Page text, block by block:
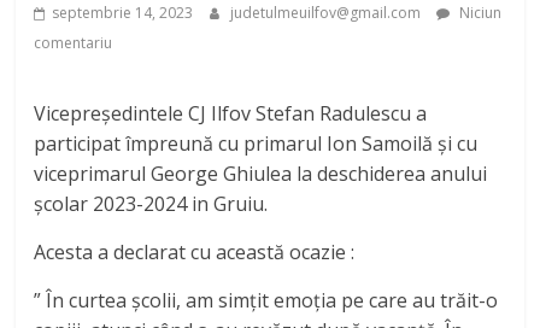
septembrie 14, 2023 judetulmeuilfov@gmail.com
Niciun
comentariu
Vicepreședintele CJ Ilfov Stefan Radulescu a
participat împreună cu primarul Ion Samoilă și cu
viceprimarul George Ghiulea la deschiderea anului
școlar 2023-2024 in Gruiu.
Acesta a declarat cu această ocazie :
” În curtea școlii, am simțit emoția pe care au trăit-o